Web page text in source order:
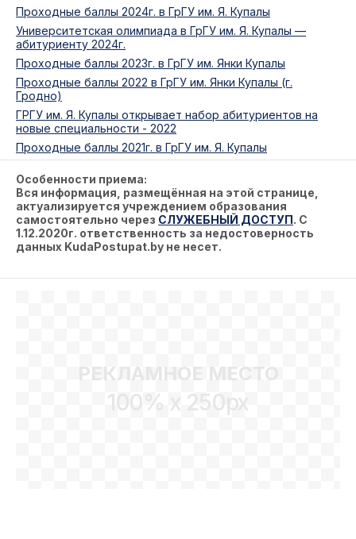
Проходные баллы 2024г. в ГрГУ им. Я. Купалы
Университетская олимпиада в ГрГУ им. Я. Купалы —
абитуриенту 2024г.
Проходные баллы 2023г. в ГрГУ им. Янки Купалы
Проходные баллы 2022 в ГрГУ им. Янки Купалы (г.
Гродно)
ГРГУ им. Я. Купалы открывает набор абитуриентов на
новые специальности - 2022
Проходные баллы 2021г. в ГрГУ им. Я. Купалы
Особенности приема:
Вся информация, размещённая на этой странице,
актуализируется учреждением образования
самостоятельно через СЛУЖЕБНЫЙ ДОСТУП. С
1.12.2020г. ответственность за недостоверность
данных KudaPostupat.by не несет.
РЕКЛАМНОЕ МЕСТО
100% x 250px